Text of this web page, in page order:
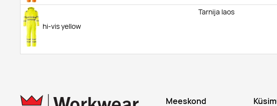
hi-vis yellow
Tarnija laos
Meeskond